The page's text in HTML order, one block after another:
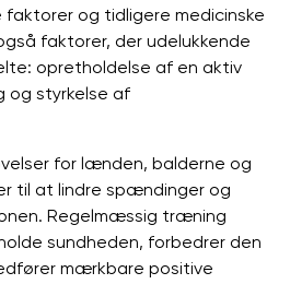
faktorer og tidligere medicinske
faktorer, der udelukkende
opretholdelse af en aktiv
og styrkelse af
for lænden, balderne og
til at lindre spændinger og
Regelmæssig træning
sundheden, forbedrer den
mærkbare positive